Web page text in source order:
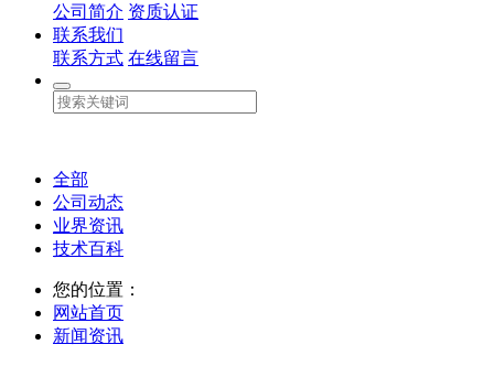
公司简介 资质认证
联系我们
联系方式 在线留言
全部
公司动态
业界资讯
技术百科
您的位置：
网站首页
新闻资讯